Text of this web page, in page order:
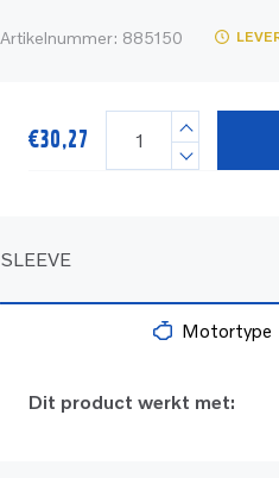
Artikelnummer: 885150
€30,27
SLEEVE
Motortype
Dit product werkt met: